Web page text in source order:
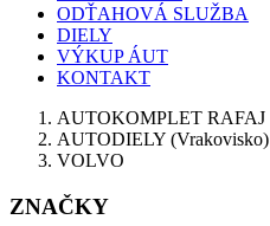
ODŤAHOVÁ SLUŽBA
DIELY
VÝKUP ÁUT
KONTAKT
AUTOKOMPLET RAFAJ
AUTODIELY (Vrakovisko)
VOLVO
ZNAČKY